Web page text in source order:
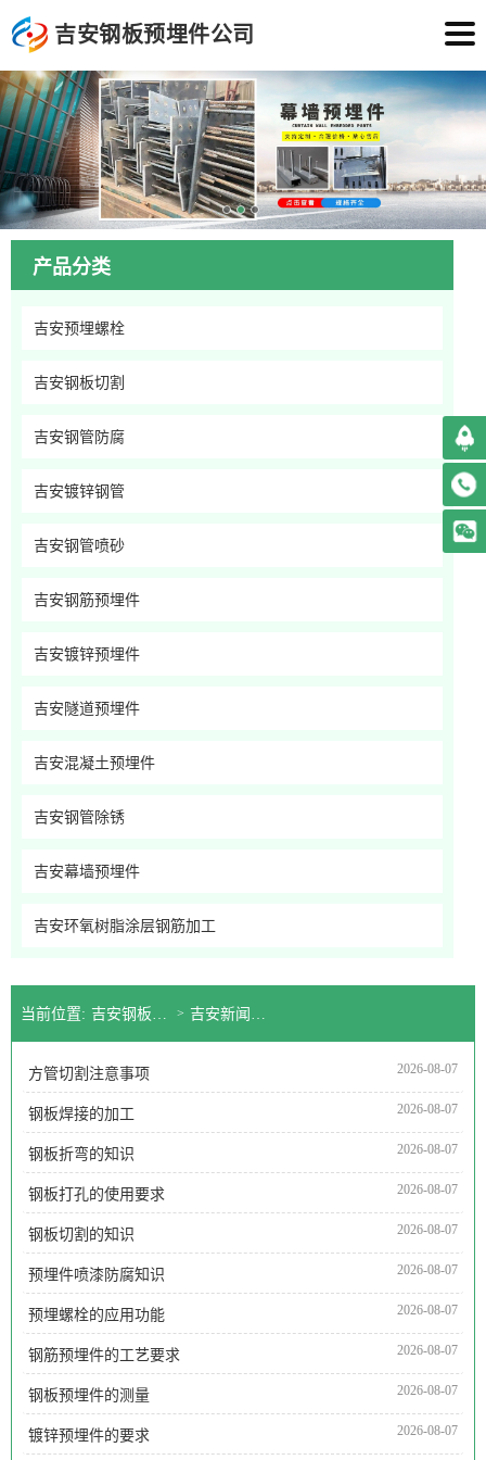
吉安钢板预埋件公司
产品分类
吉安预埋螺栓
吉安钢板切割
吉安钢管防腐
吉安镀锌钢管
吉安钢管喷砂
吉安钢筋预埋件
吉安镀锌预埋件
吉安隧道预埋件
吉安混凝土预埋件
吉安钢管除锈
吉安幕墙预埋件
吉安环氧树脂涂层钢筋加工
当前位置: 吉安钢板预埋件公司 > 吉安新闻中心
方管切割注意事项 2026-08-07
钢板焊接的加工 2026-08-07
钢板折弯的知识 2026-08-07
钢板打孔的使用要求 2026-08-07
钢板切割的知识 2026-08-07
预埋件喷漆防腐知识 2026-08-07
预埋螺栓的应用功能 2026-08-07
钢筋预埋件的工艺要求 2026-08-07
钢板预埋件的测量 2026-08-07
镀锌预埋件的要求 2026-08-07